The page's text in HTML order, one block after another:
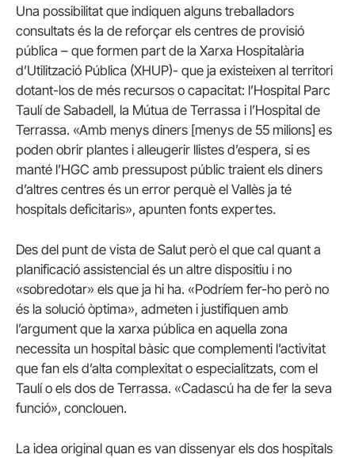
Una possibilitat que indiquen alguns treballadors
consultats és la de reforçar els centres de provisió
pública – que formen part de la Xarxa Hospitalària
d’Utilització Pública (XHUP)- que ja existeixen al territori
dotant-los de més recursos o capacitat: l’Hospital Parc
Taulí de Sabadell, la Mútua de Terrassa i l’Hospital de
Terrassa. «Amb menys diners [menys de 55 milions] es
poden obrir plantes i alleugerir llistes d’espera, si es
manté l’HGC amb pressupost públic traient els diners
d’altres centres és un error perquè el Vallès ja té
hospitals deficitaris», apunten fonts expertes.
Des del punt de vista de Salut però el que cal quant a
planificació assistencial és un altre dispositiu i no
«sobredotar» els que ja hi ha. «Podríem fer-ho però no
és la solució òptima», admeten i justifiquen amb
l’argument que la xarxa pública en aquella zona
necessita un hospital bàsic que complementi l’activitat
que fan els d’alta complexitat o especialitzats, com el
Taulí o els dos de Terrassa. «Cadascú ha de fer la seva
funció», conclouen.
La idea original quan es van dissenyar els dos hospitals